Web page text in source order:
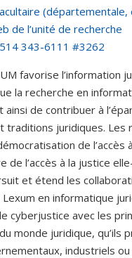
(départementale,
de l’unité de recherche
514 343-6111 #3262
favorise l’information
la recherche en
ainsi de contribuer à
traditions juridiques. Les
de l’accès
de l’accès à la justice
et étend les
en informatique
cyberjustice avec les
monde juridique, qu’ils
industriels